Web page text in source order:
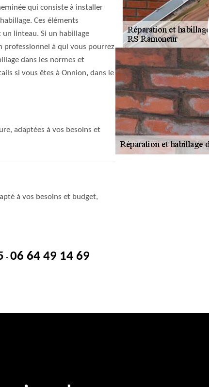
qui consiste à installer
Ces éléments
linteau. Si un habillage
professionnel à qui vous pourrez
dans les normes et
si vous êtes à Onnion, dans le
adaptées à vos besoins et
à vos besoins et budget,
- 06 64 49 14 69